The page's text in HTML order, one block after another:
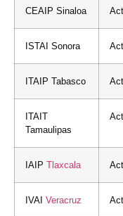
CEAIP Sinaloa
ISTAI Sonora
ITAIP Tabasco
ITAIT
Tamaulipas
IAIP Tlaxcala
IVAI Veracruz